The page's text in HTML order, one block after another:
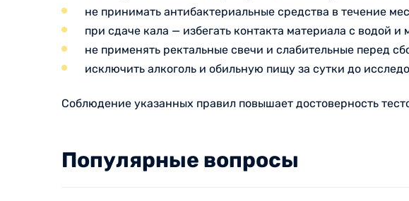
не принимать антибактериальные средства в течение
при сдаче кала — избегать контакта материала с водой
не применять ректальные свечи и слабительные перед
исключить алкоголь и обильную пищу за сутки до
Соблюдение указанных правил повышает достоверность
Популярные вопросы